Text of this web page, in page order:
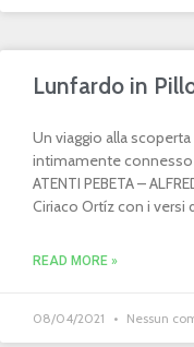
Lunfardo in
Un viaggio alla
intimamente connesso
ATENTI PEBETA –
Ciriaco Ortíz con i versi
READ MORE »
08/04/2021 Nessun